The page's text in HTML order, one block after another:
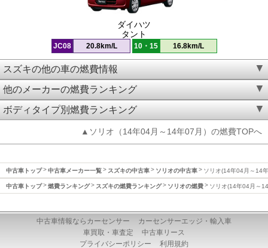
ダイハツ
タント
JC08 20.8km/L 10・15 16.8km/L
スズキの他の車の燃費情報
他のメーカーの燃費ランキング
ボディタイプ別燃費ランキング
▲ソリオ（14年04月～14年07月）の燃費TOPへ
中古車トップ 中古車メーカー一覧 スズキの中古車 ソリオの中古車 ソリオ(14年04月～14
中古車トップ 燃費ランキング スズキの燃費ランキング ソリオの燃費 ソリオ(14年04月～
中古車情報ならカーセンサー
カーセンサーエッジ・輸入車
車買取・車査定
中古車リース
プライバシーポリシー
利用規約